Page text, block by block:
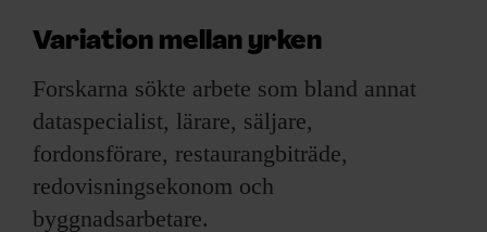
Variation mellan yrken
Forskarna sökte arbete som bland annat
dataspecialist, lärare, säljare,
fordonsförare, restaurangbiträde,
redovisningsekonom och
byggnadsarbetare.